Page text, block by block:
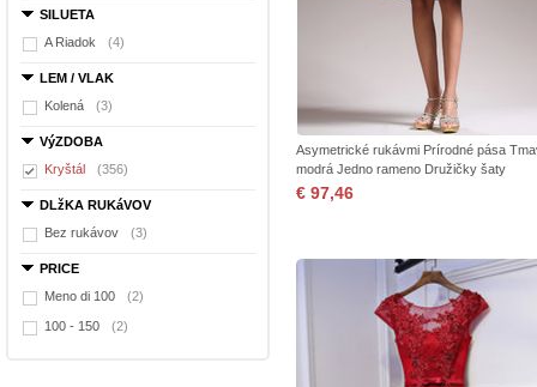
SILUETA
A Riadok
(4)
LEM / VLAK
Kolená
(3)
VýZDOBA
Kryštál
(356)
DLžKA RUKáVOV
Bez rukávov
(3)
PRICE
Meno di 100
(2)
100 - 150 (2)
Asymetrické rukávmi Prírodné pása
modrá Jedno rameno Družičky šaty
€ 97,46